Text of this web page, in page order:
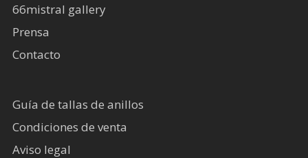
66mistral gallery
Prensa
Contacto
Guía de tallas de anillos
Condiciones de venta
Aviso legal